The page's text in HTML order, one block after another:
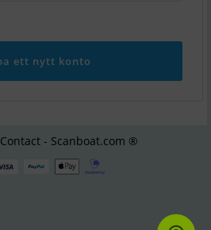
- Scanboat.com ®